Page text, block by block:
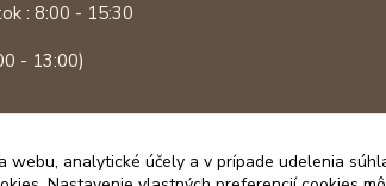
: 8:00 - 15:30
- 13:00)
webu, analytické účely a v prípade udelenia